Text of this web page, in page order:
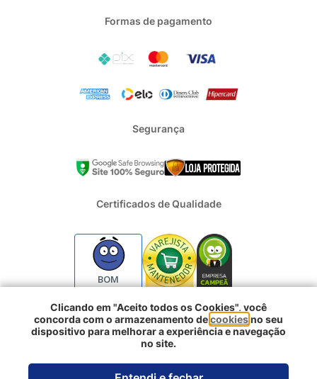
Formas de pagamento
Segurança
Certificados de Qualidade
BOM
2024 - Todos os direitos reservados | REFRIGERACAO DUFRIO
COMERCIO E IMPORTACAO S.A. | CNPJ : 01.754.239/0001-10 |
Porto Alegre RS - CEP: 90230-011
Clicando em "Aceito todos os Cookies", você
concorda com o armazenamento decookiesno seu
dispositivo para melhorar a experiência e navegação
no site.